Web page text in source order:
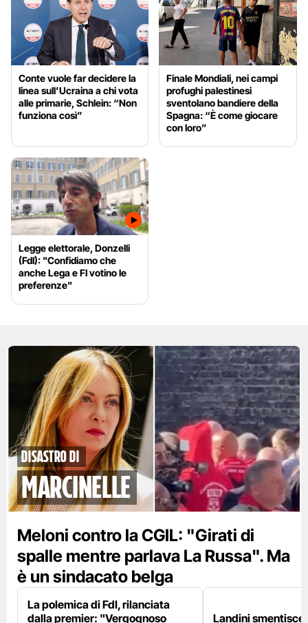
Conte vuole far decidere la
linea sull’Ucraina a chi vota
alle primarie, Schlein: “Non
funziona così”
Finale Mondiali, nei campi
profughi palestinesi
sventolano bandiere della
Spagna: “È come giocare
con loro”
Legge elettorale, Donzelli
(FdI): "Confidiamo che
anche Lega e FI votino le
preferenze"
disastro di
marcinelle
Meloni contro la CGIL: "Girati di
spalle mentre parlava La Russa". Ma
è un sindacato belga
La polemica di FdI, rilanciata
dalla premier: "Vergognoso
Landini